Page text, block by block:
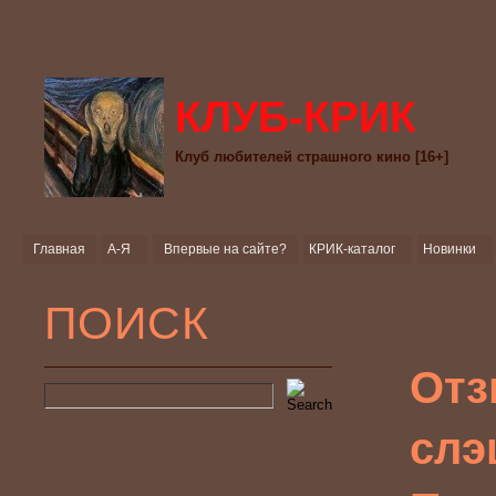
КЛУБ-КРИК
Клуб любителей страшного кино [16+]
Главная А-Я Впервые на сайте? КРИК-каталог Новинки
ПОИСК